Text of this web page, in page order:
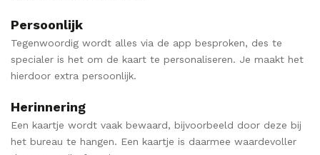
Persoonlijk
Tegenwoordig wordt alles via de app besproken, des te
specialer is het om de kaart te personaliseren. Je maakt het
hierdoor extra persoonlijk.
Herinnering
Een kaartje wordt vaak bewaard, bijvoorbeeld door deze bij
het bureau te hangen. Een kaartje is daarmee waardevoller